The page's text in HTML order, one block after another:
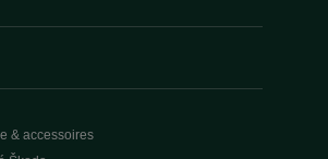
& accessoires